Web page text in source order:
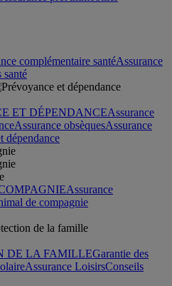
complémentaire santéAssurance
santé
ET DÉPENDANCEAssurance
Assurance obsèquesAssurance
dépendance
Assurance
de compagnie
DE LA FAMILLEGarantie des
Assurance LoisirsConseils